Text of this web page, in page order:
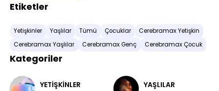
Etiketler
Yetişkinler Yaşlılar Tümü Çocuklar
Cerebramax Yetişkin
Cerebramax Yaşlılar
Cerebramax Genç Cerebramax Çocuk
Kategoriler
YETIŞKINLER YAŞLILAR